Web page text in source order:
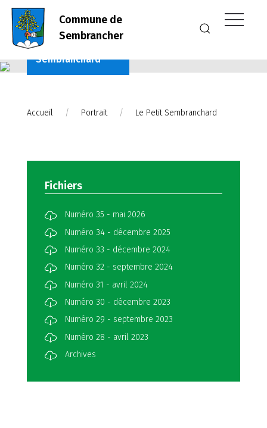
Commune de
Sembrancher
Le Petit
Sembranchard
Accueil Portrait Le Petit Sembranchard
Fichiers
Numéro 35 - mai 2026
Numéro 34 - décembre 2025
Numéro 33 - décembre 2024
Numéro 32 - septembre 2024
Numéro 31 - avril 2024
Numéro 30 - décembre 2023
Numéro 29 - septembre 2023
Numéro 28 - avril 2023
Archives